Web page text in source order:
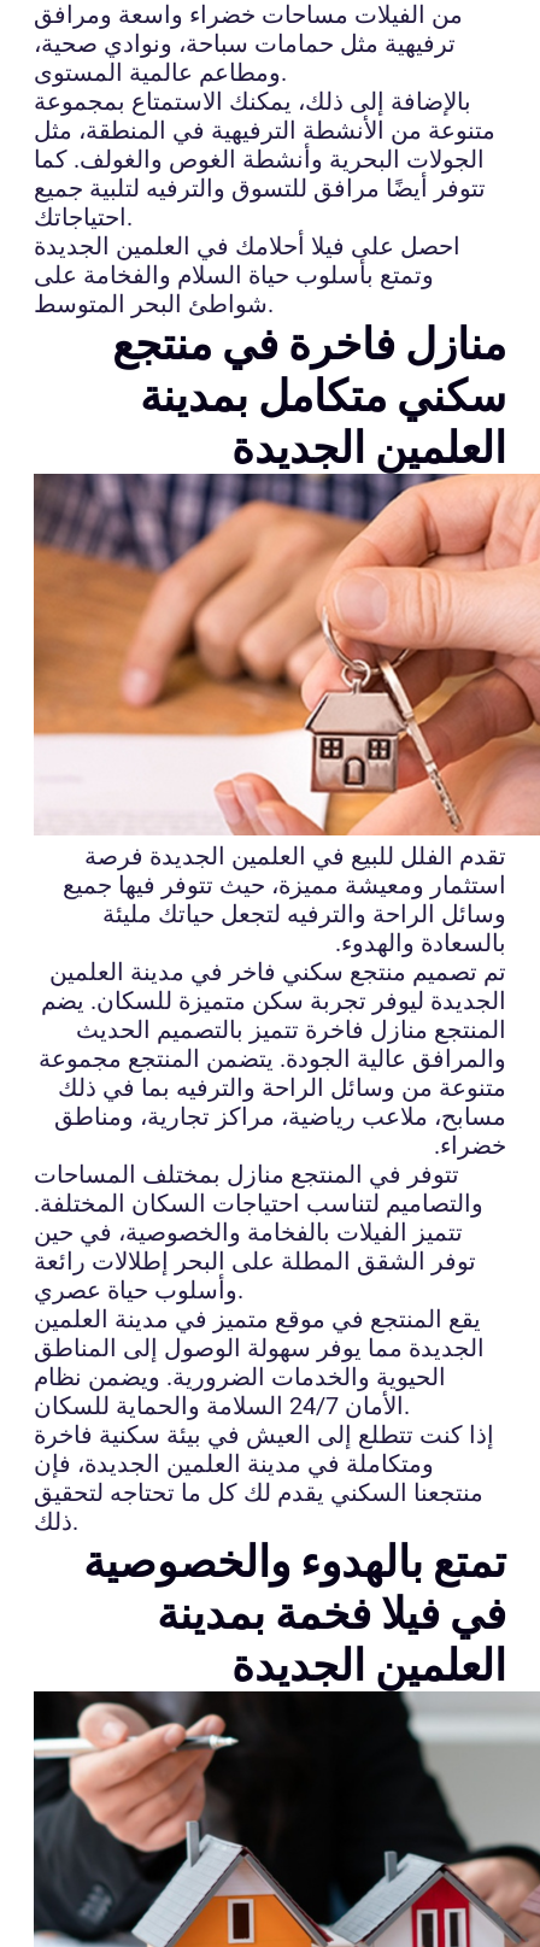
من الفيلات مساحات خضراء واسعة ومرافق
ترفيهية مثل حمامات سباحة، ونوادي صحية،
ومطاعم عالمية المستوى.
بالإضافة إلى ذلك، يمكنك الاستمتاع بمجموعة
متنوعة من الأنشطة الترفيهية في المنطقة، مثل
الجولات البحرية وأنشطة الغوص والغولف. كما
تتوفر أيضًا مرافق للتسوق والترفيه لتلبية جميع
احتياجاتك.
احصل على فيلا أحلامك في العلمين الجديدة
وتمتع بأسلوب حياة السلام والفخامة على
شواطئ البحر المتوسط.
منازل فاخرة في منتجع
سكني متكامل بمدينة
العلمين الجديدة
تقدم الفلل للبيع في العلمين الجديدة فرصة
استثمار ومعيشة مميزة، حيث تتوفر فيها جميع
وسائل الراحة والترفيه لتجعل حياتك مليئة
بالسعادة والهدوء.
تم تصميم منتجع سكني فاخر في مدينة العلمين
الجديدة ليوفر تجربة سكن متميزة للسكان. يضم
المنتجع منازل فاخرة تتميز بالتصميم الحديث
والمرافق عالية الجودة. يتضمن المنتجع مجموعة
متنوعة من وسائل الراحة والترفيه بما في ذلك
مسابح، ملاعب رياضية، مراكز تجارية، ومناطق
خضراء.
تتوفر في المنتجع منازل بمختلف المساحات
والتصاميم لتناسب احتياجات السكان المختلفة.
تتميز الفيلات بالفخامة والخصوصية، في حين
توفر الشقق المطلة على البحر إطلالات رائعة
وأسلوب حياة عصري.
يقع المنتجع في موقع متميز في مدينة العلمين
الجديدة مما يوفر سهولة الوصول إلى المناطق
الحيوية والخدمات الضرورية. ويضمن نظام
الأمان 24/7 السلامة والحماية للسكان.
إذا كنت تتطلع إلى العيش في بيئة سكنية فاخرة
ومتكاملة في مدينة العلمين الجديدة، فإن
منتجعنا السكني يقدم لك كل ما تحتاجه لتحقيق
ذلك.
تمتع بالهدوء والخصوصية
في فيلا فخمة بمدينة
العلمين الجديدة